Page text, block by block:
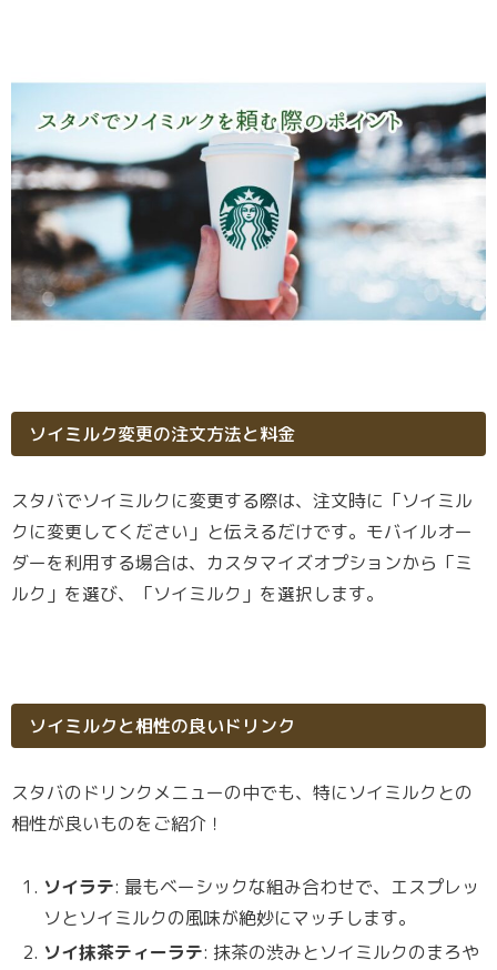
ソイミルク変更の注文方法と料金
スタバでソイミルクに変更する際は、注文時に「ソイミル
クに変更してください」と伝えるだけです。モバイルオー
ダーを利用する場合は、カスタマイズオプションから「ミ
ルク」を選び、「ソイミルク」を選択します。
ソイミルクと相性の良いドリンク
スタバのドリンクメニューの中でも、特にソイミルクとの
相性が良いものをご紹介！
ソイラテ: 最もベーシックな組み合わせで、エスプレッ
ソとソイミルクの風味が絶妙にマッチします。
ソイ抹茶ティーラテ: 抹茶の渋みとソイミルクのまろや